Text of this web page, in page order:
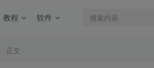
教程 软件
正文